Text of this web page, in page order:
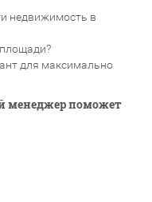
недвижимость в
для максимально
менеджер поможет